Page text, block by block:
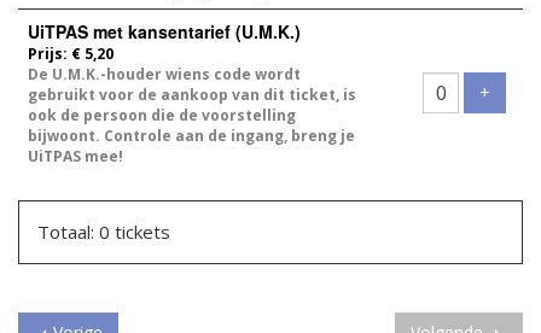
UiTPAS met kansentarief (U.M.K.)
Prijs: € 5,20
De U.M.K.-houder wiens code wordt
gebruikt voor de aankoop van dit ticket, is
ook de persoon die de voorstelling
bijwoont. Controle aan de ingang, breng je
UiTPAS mee!
+
Totaal: 0 tickets